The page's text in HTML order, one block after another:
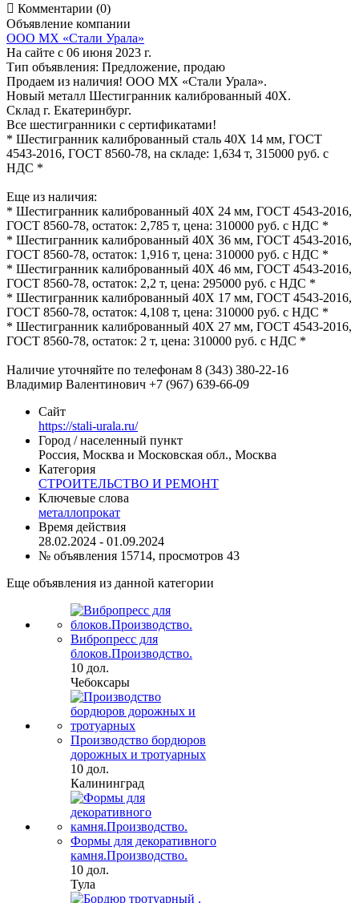
 Комментарии (0)
Объявление компании
ООО МХ «Стали Урала»
На сайте с 06 июня 2023 г.
Тип объявления: Предложение, продаю
Продаем из наличия! ООО МХ «Стали Урала».
Новый металл Шестигранник калиброванный 40Х.
Склад г. Екатеринбург.
Все шестигранники с сертификатами!
* Шестигранник калиброванный сталь 40Х 14 мм, ГОСТ
4543-2016, ГОСТ 8560-78, на складе: 1,634 т, 315000 руб. с
НДС *
Еще из наличия:
* Шестигранник калиброванный 40Х 24 мм, ГОСТ 4543-2016,
ГОСТ 8560-78, остаток: 2,785 т, цена: 310000 руб. с НДС *
* Шестигранник калиброванный 40Х 36 мм, ГОСТ 4543-2016,
ГОСТ 8560-78, остаток: 1,916 т, цена: 310000 руб. с НДС *
* Шестигранник калиброванный 40Х 46 мм, ГОСТ 4543-2016,
ГОСТ 8560-78, остаток: 2,2 т, цена: 295000 руб. с НДС *
* Шестигранник калиброванный 40Х 17 мм, ГОСТ 4543-2016,
ГОСТ 8560-78, остаток: 4,108 т, цена: 310000 руб. с НДС *
* Шестигранник калиброванный 40Х 27 мм, ГОСТ 4543-2016,
ГОСТ 8560-78, остаток: 2 т, цена: 310000 руб. с НДС *
Наличие уточняйте по телефонам 8 (343) 380-22-16
Владимир Валентинович +7 (967) 639-66-09
Сайт
https://stali-urala.ru/
Город / населенный пункт
Россия, Москва и Московская обл., Москва
Категория
СТРОИТЕЛЬСТВО И РЕМОНТ
Ключевые слова
металлопрокат
Время действия
28.02.2024 - 01.09.2024
№ объявления 15714, просмотров 43
Еще объявления из данной категории
Вибропресс для
блоков.Производство.
10 дол.
Чебоксары
Производство бордюров
дорожных и тротуарных
10 дол.
Калининград
Формы для декоративного
камня.Производство.
10 дол.
Тула